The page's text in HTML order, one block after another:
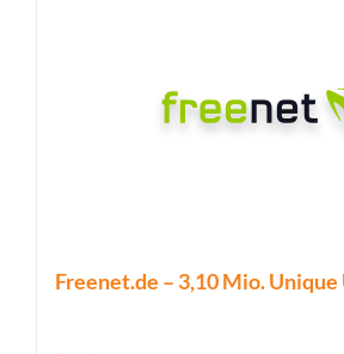
Freenet.de – 3,10 Mio. Unique